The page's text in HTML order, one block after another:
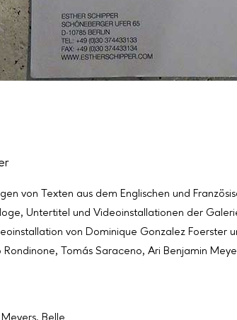
von Texten aus dem Englischen und
Untertitel und Videoinstallationen der
von Dominique Gonzalez Foerster
Rondinone, Tomás Saraceno, Ari Benjamin